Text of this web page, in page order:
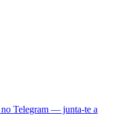
Telegram — junta-te a